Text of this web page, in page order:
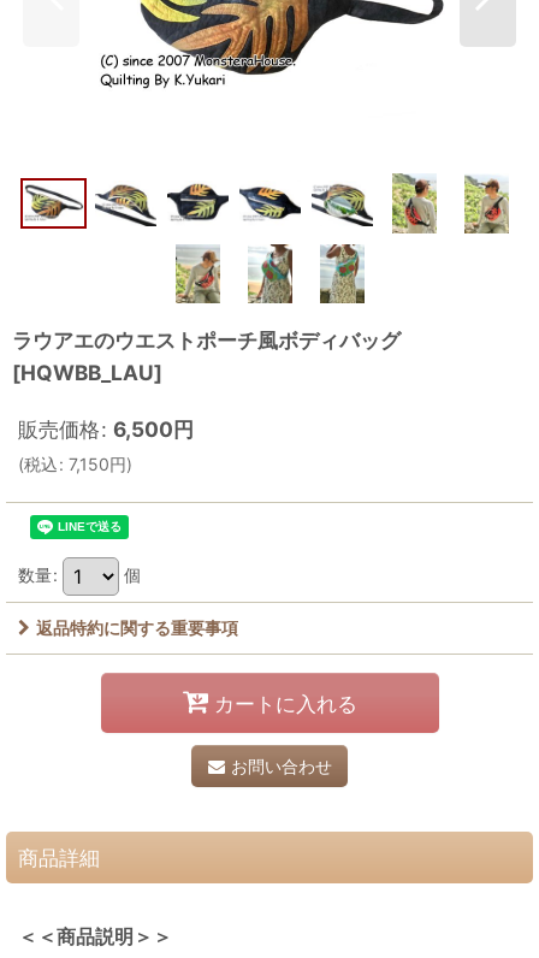
ラウアエのウエストポーチ風ボディバッグ
[HQWBB_LAU]
販売価格: 6,500円
(税込: 7,150円)
数量: 個
返品特約に関する重要事項
カートに入れる
お問い合わせ
商品詳細
＜＜商品説明＞＞